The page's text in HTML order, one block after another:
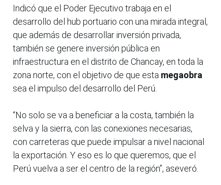
Indicó que el Poder Ejecutivo trabaja en el
desarrollo del hub portuario con una mirada integral,
que además de desarrollar inversión privada,
también se genere inversión pública en
infraestructura en el distrito de Chancay, en toda la
zona norte, con el objetivo de que esta megaobra
sea el impulso del desarrollo del Perú.
“No solo se va a beneficiar a la costa, también la
selva y la sierra, con las conexiones necesarias,
con carreteras que puede impulsar a nivel nacional
la exportación. Y eso es lo que queremos, que el
Perú vuelva a ser el centro de la región”, aseveró.